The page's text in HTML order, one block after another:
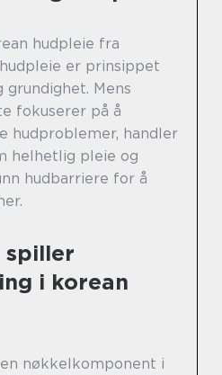
hudpleie fra
er prinsippet
Mens
fokuserer på å
hudproblemer, handler
helhetlig pleie og
hudbarriere for å
spiller
i korean
nøkkelkomponent i